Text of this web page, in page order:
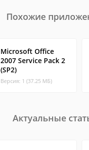
Похожие
Microsoft Office
2007 Service Pack 2
(SP2)
Версия: 1 (37.25 МБ)
Актуальные